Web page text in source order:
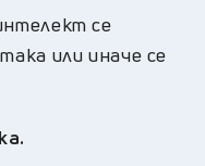
се
или иначе се